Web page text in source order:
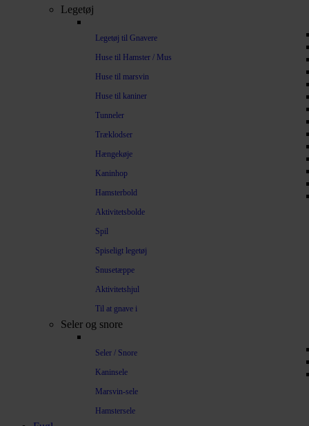
Legetøj
Legetøj til Gnavere
Huse til Hamster / Mus
Huse til marsvin
Huse til kaniner
Tunneler
Træklodser
Hængekøje
Kaninhop
Hamsterbold
Aktivitetsbolde
Spil
Spiseligt legetøj
Snusetæppe
Aktivitetshjul
Til at gnave i
Seler og snore
Seler / Snore
Kaninsele
Marsvin-sele
Hamstersele